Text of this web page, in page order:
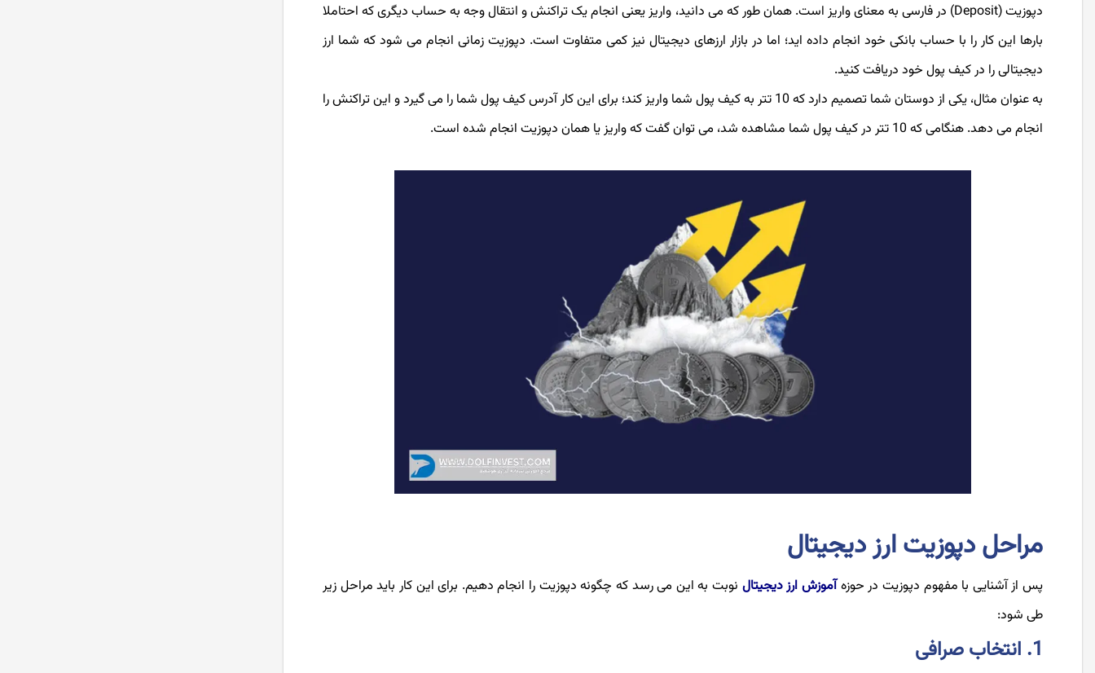
دپوزیت (Deposit) در فارسی به معنای واریز است. همان طور که می دانید، واریز یعنی انجام یک تراکنش و انتقال وجه به حساب دیگری که احتاملا
بارها این کار را با حساب بانکی خود انجام داده اید؛ اما در بازار ارزهای دیجیتال نیز کمی متفاوت است. دپوزیت زمانی انجام می شود که شما ارز
دیجیتالی را در کیف پول خود دریافت کنید.
به عنوان مثال، یکی از دوستان شما تصمیم دارد که 10 تتر به کیف پول شما واریز کند؛ برای این کار آدرس کیف پول شما را می گیرد و این تراکنش را
انجام می دهد. هنگامی که 10 تتر در کیف پول شما مشاهده شد، می توان گفت که واریز یا همان دپوزیت انجام شده است.
مراحل دپوزیت ارز دیجیتال
پس از آشنایی با مفهوم دپوزیت در حوزهآموزش ارز دیجیتال نوبت به این می رسد که چگونه دپوزیت را انجام دهیم. برای این کار باید مراحل زیر
طی شود:
1. انتخاب صرافی